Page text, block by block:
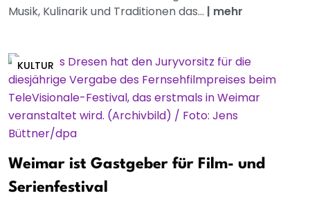
Musik, Kulinarik und Traditionen das... | mehr
KULTUR
Weimar ist Gastgeber für Film- und
Serienfestival